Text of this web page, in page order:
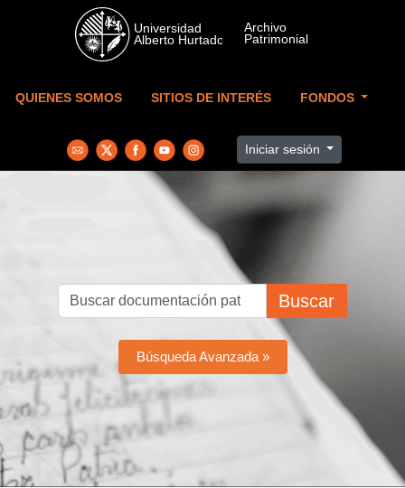
Skip to main content
QUIENES SOMOS SITIOS DE INTERÉS FONDOS
Iniciar sesión
Buscar
Búsqueda Avanzada »